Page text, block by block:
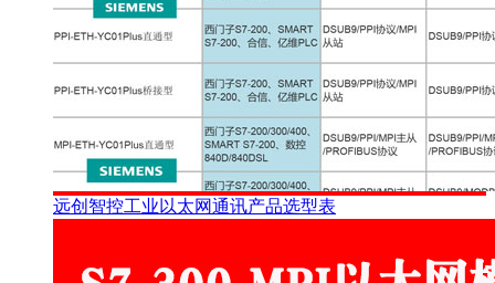
远创智控工业以太网通讯产品选型表